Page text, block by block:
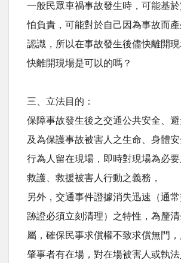
一般民眾車禍事故發生時，可能基
怕負責，可能對於自己因為事故而
認識，所以在事故發生後儘快離開
快離開現場是可以的嗎？
三、立法目的：
保障事故發生後之交通公共安全、避
及為保護事故被害人之生命、身體
行為人留在現場，即時對現場為必
救護、救援被害人行動之義務，
另外，交通事件證據消失迅速（通
跡證必須立刻清理）之特性，為釐
屬，確保民事求償權不致求償無門
肇事者有在場，對在場被害人或執